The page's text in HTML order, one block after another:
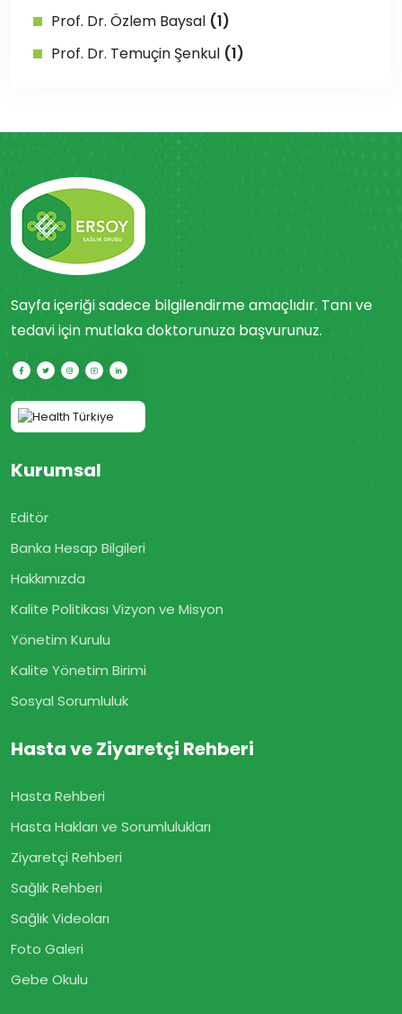
Prof. Dr. Özlem Baysal (1)
Prof. Dr. Temuçin Şenkul (1)
Sayfa içeriği sadece bilgilendirme amaçlıdır. Tanı ve
tedavi için mutlaka doktorunuza başvurunuz.
Kurumsal
Editör
Banka Hesap Bilgileri
Hakkımızda
Kalite Politikası Vizyon ve Misyon
Yönetim Kurulu
Kalite Yönetim Birimi
Sosyal Sorumluluk
Hasta ve Ziyaretçi Rehberi
Hasta Rehberi
Hasta Hakları ve Sorumlulukları
Ziyaretçi Rehberi
Sağlık Rehberi
Sağlık Videoları
Foto Galeri
Gebe Okulu